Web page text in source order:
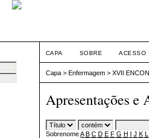
CAPA SOBRE ACESSO
Capa> Enfermagem> XVII
Apresentações e
SobrenomeA B C D E F G H I J K L